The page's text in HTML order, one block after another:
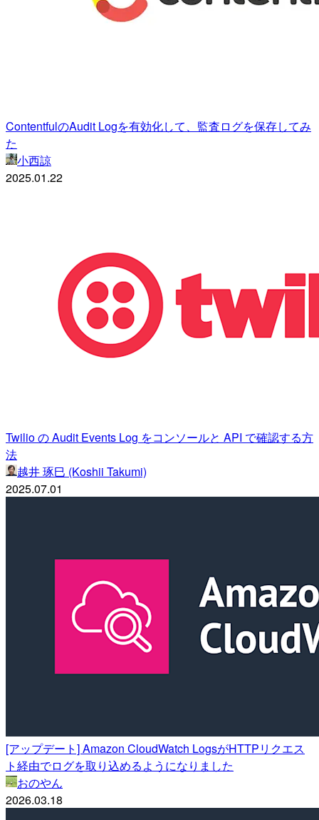
ContentfulのAudit Logを有効化して、監査ログを保存してみ
た
小西諒
2025.01.22
Twilio の Audit Events Log をコンソールと API で確認する方
法
越井 琢巳 (Koshii Takumi)
2025.07.01
[アップデート] Amazon CloudWatch LogsがHTTPリクエス
ト経由でログを取り込めるようになりました
おのやん
2026.03.18